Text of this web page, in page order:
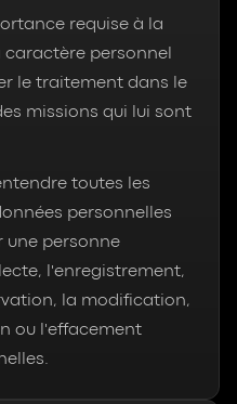
requise à la
personnel
le traitement dans le
missions qui lui sont
toutes les
personnelles
une personne
l'enregistrement,
la modification,
ou l'effacement